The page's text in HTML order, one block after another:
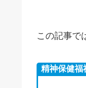
この記事で
精神保健福